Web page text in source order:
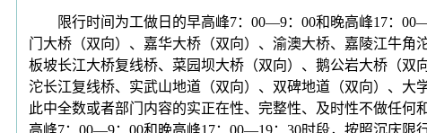
限行时间为工做日的早高峰7：00—9：00和晚高峰17：
门大桥（双向）、嘉华大桥（双向）、渝澳大桥、嘉陵江牛
板坡长江大桥复线桥、菜园坝大桥（双向）、鹅公岩大桥（
沱长江复线桥、实武山地道（双向）、双碑地道（双向）、
此中全数或者部门内容的实正在性、完整性、及时性不做任
高峰7：00—9：00和晚高峰17：00—19：30时段，按照沉庆限